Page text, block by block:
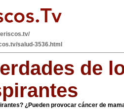
salud-3536.html
de
¿Pueden provocar cáncer de